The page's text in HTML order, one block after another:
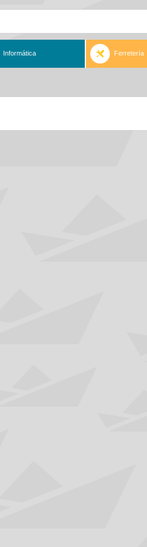
Informática Ferretería